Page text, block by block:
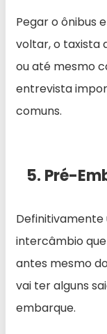
Pegar o ônibus
voltar, o taxista
ou até mesmo
entrevista
comuns.
5. Pré-
Definitivamente
intercâmbio
antes mesmo
vai ter alguns
embarque.